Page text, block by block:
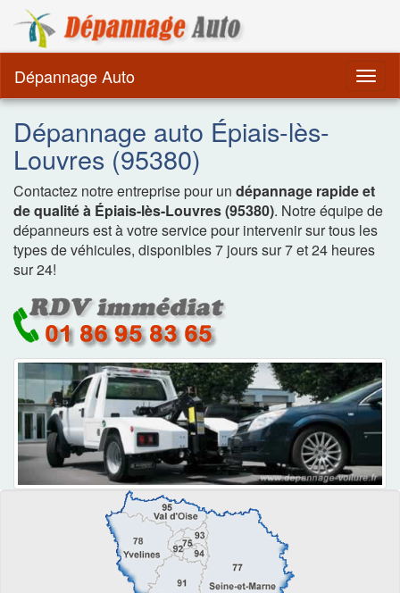
Dépannage Auto
Dépannage auto Épiais-lès-
Louvres (95380)
Contactez notre entreprise pour un dépannage rapide et
de qualité à Épiais-lès-Louvres (95380). Notre équipe de
dépanneurs est à votre service pour intervenir sur tous les
types de véhicules, disponibles 7 jours sur 7 et 24 heures
sur 24!